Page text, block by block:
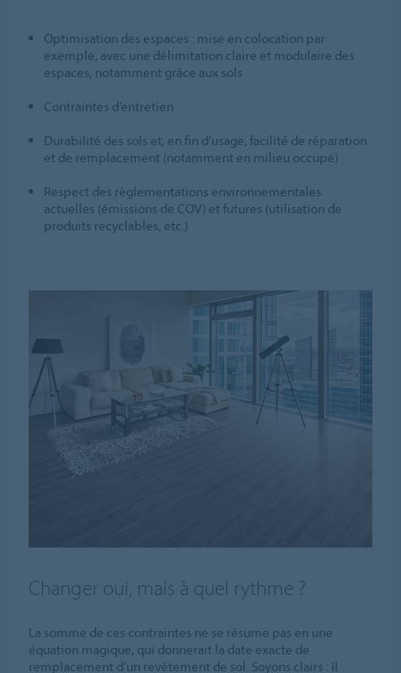
Optimisation des espaces : mise en colocation par
exemple, avec une délimitation claire et modulaire des
espaces, notamment grâce aux sols
Contraintes d’entretien
Durabilité des sols et, en fin d’usage, facilité de réparation
et de remplacement (notamment en milieu occupé)
Respect des règlementations environnementales
actuelles (émissions de COV) et futures (utilisation de
produits recyclables, etc.)
Changer oui, mais à quel rythme ?
La somme de ces contraintes ne se résume pas en une
équation magique, qui donnerait la date exacte de
remplacement d’un revêtement de sol. Soyons clairs : Il